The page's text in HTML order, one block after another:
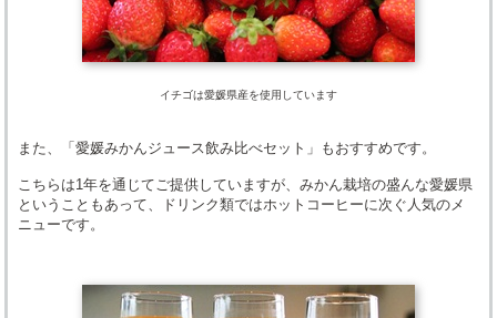
イチゴは愛媛県産を使用しています
また、「愛媛みかんジュース飲み比べセット」もおすすめです。
こちらは1年を通じてご提供していますが、みかん栽培の盛んな愛媛県
ということもあって、ドリンク類ではホットコーヒーに次ぐ人気のメ
ニューです。